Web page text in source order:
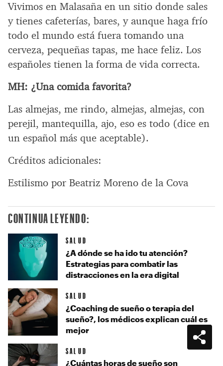
Vivimos en Malasaña en un sitio donde sales
y tienes cafeterías, bares, y aunque haga frío
todo el mundo está fuera tomando una
cerveza, pequeñas tapas, me hace feliz. Los
españoles tienen la forma de vida correcta.
MH: ¿Una comida favorita?
Las almejas, me rindo, almejas, almejas, con
perejil, mantequilla, ajo, eso es todo (dice en
un español más que aceptable).
Créditos adicionales:
Estilismo por Beatriz Moreno de la Cova
CONTINUA LEYENDO:
SALUD
¿A dónde se ha ido tu atención?
Estrategias para combatir las
distracciones en la era digital
SALUD
¿Coaching de sueño o terapia del
sueño?, los médicos explican cuál es
mejor
SALUD
¿Cuántas horas de sueño son